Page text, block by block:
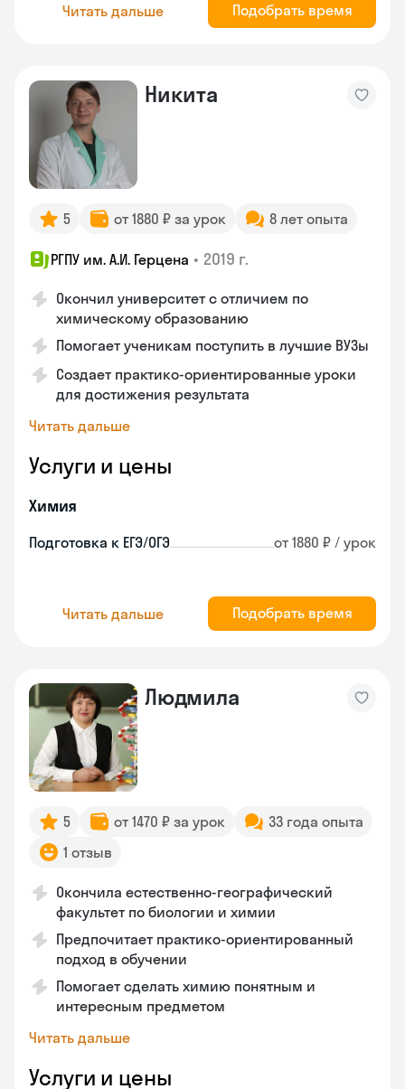
Читать дальше Подобрать время
Никита
5 от 1880 ₽ за урок 8 лет опыта
РГПУ им. А.И. Герцена • 2019 г.
Окончил университет с отличием по
химическому образованию
Помогает ученикам поступить в лучшие ВУЗы
Создает практико-ориентированные уроки
для достижения результата
Читать дальше
Услуги и цены
Химия
Подготовка к ЕГЭ/ОГЭ от 1880 ₽ / урок
Читать дальше Подобрать время
Людмила
5 от 1470 ₽ за урок
33 года опыта
1 отзыв
Окончила естественно-географический
факультет по биологии и химии
Предпочитает практико-ориентированный
подход в обучении
Помогает сделать химию понятным и
интересным предметом
Читать дальше
Услуги и цены